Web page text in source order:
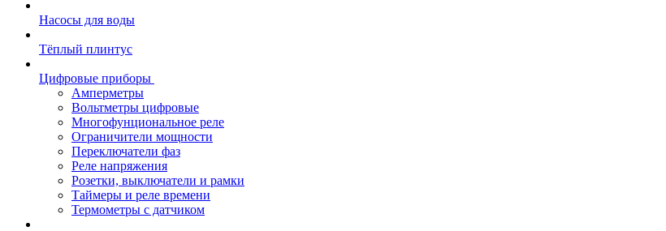
Насосы для воды
Тёплый плинтус
Цифровые приборы
Амперметры
Вольтметры цифровые
Многофунциональное реле
Ограничители мощности
Переключатели фаз
Реле напряжения
Розетки, выключатели и рамки
Таймеры и реле времени
Термометры c датчиком